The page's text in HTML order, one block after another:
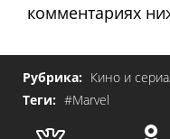
комментариях
Рубрика: Кино и
Теги: #Marvel